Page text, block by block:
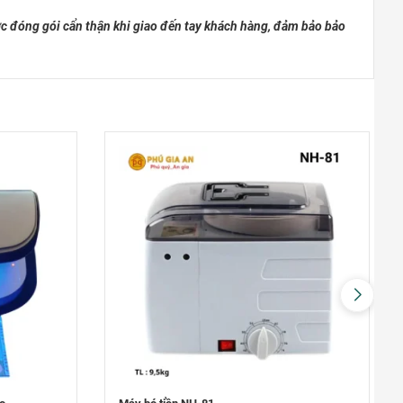
Đường Thống Nhất, Phường 8
TP ĐỒNG XOÀI – BÌNH PHƯỚC
Phú Riềng Đỏ, TP Đồng Xoài
0948020788 Xem bản đồ
THỦ DẦU MỘT – BÌNH DƯƠNG
Đại lộ Bình Dương, Phường Phú
Xem bản đồ
Hùng Vương, Quận Hải Châu, TP.
đóng gói cẩn thận khi giao đến tay khách hàng, đảm bảo bảo